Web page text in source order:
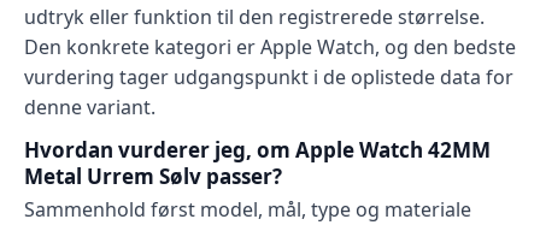
udtryk eller funktion til den registrerede størrelse.
Den konkrete kategori er Apple Watch, og den bedste
vurdering tager udgangspunkt i de oplistede data for
denne variant.
Hvordan vurderer jeg, om Apple Watch 42MM
Metal Urrem Sølv passer?
Sammenhold først model, mål, type og materiale